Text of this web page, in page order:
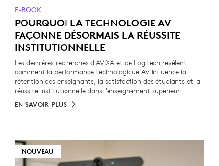
E-BOOK
POURQUOI LA TECHNOLOGIE AV
FAÇONNE DÉSORMAIS LA RÉUSSITE
INSTITUTIONNELLE
Les dernières recherches d'AVIXA et de Logitech révèlent
comment la performance technologique AV influence la
rétention des enseignants, la satisfaction des étudiants et la
réussite institutionnelle dans l'enseignement supérieur.
EN SAVOIR PLUS
NOUVEAU